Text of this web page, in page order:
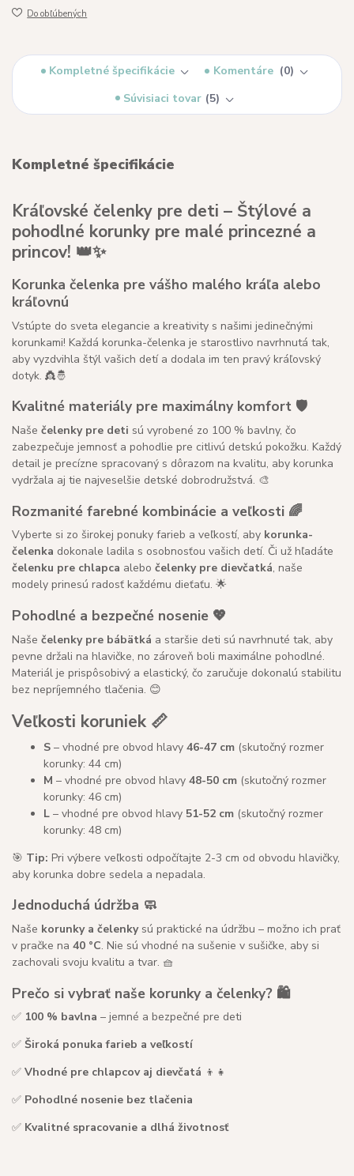
Do obľúbených
Kompletné špecifikácie Komentáre
0
Súvisiaci tovar 5
Kompletné špecifikácie
Kráľovské čelenky pre deti – Štýlové a
pohodlné korunky pre malé princezné a
princov! 👑✨
Korunka čelenka pre vášho malého kráľa alebo
kráľovnú
Vstúpte do sveta elegancie a kreativity s našimi jedinečnými
korunkami! Každá korunka-čelenka je starostlivo navrhnutá tak,
aby vyzdvihla štýl vašich detí a dodala im ten pravý kráľovský
dotyk. 👸🤴
Kvalitné materiály pre maximálny komfort 🛡️
Naše čelenky pre deti sú vyrobené zo 100 % bavlny, čo
zabezpečuje jemnosť a pohodlie pre citlivú detskú pokožku. Každý
detail je precízne spracovaný s dôrazom na kvalitu, aby korunka
vydržala aj tie najveselšie detské dobrodružstvá. 🎨
Rozmanité farebné kombinácie a veľkosti 🌈
Vyberte si zo širokej ponuky farieb a veľkostí, aby korunka-
čelenka dokonale ladila s osobnosťou vašich detí. Či už hľadáte
čelenku pre chlapca alebo čelenky pre dievčatká, naše
modely prinesú radosť každému dieťaťu. 🌟
Pohodlné a bezpečné nosenie 💖
Naše čelenky pre bábätká a staršie deti sú navrhnuté tak, aby
pevne držali na hlavičke, no zároveň boli maximálne pohodlné.
Materiál je prispôsobivý a elastický, čo zaručuje dokonalú stabilitu
bez nepríjemného tlačenia. 😊
Veľkosti koruniek 📏
S – vhodné pre obvod hlavy 46-47 cm (skutočný rozmer
korunky: 44 cm)
M – vhodné pre obvod hlavy 48-50 cm (skutočný rozmer
korunky: 46 cm)
L – vhodné pre obvod hlavy 51-52 cm (skutočný rozmer
korunky: 48 cm)
🎯 Tip: Pri výbere veľkosti odpočítajte 2-3 cm od obvodu hlavičky,
aby korunka dobre sedela a nepadala.
Jednoduchá údržba 🧼
Naše korunky a čelenkysú praktické na údržbu – možno ich prať
v pračke na 40 °C. Nie sú vhodné na sušenie v sušičke, aby si
zachovali svoju kvalitu a tvar. 🧺
Prečo si vybrať naše korunky a čelenky? 🛍️
✅ 100 % bavlna – jemné a bezpečné pre deti
✅ Široká ponuka farieb a veľkostí
✅ Vhodné pre chlapcov aj dievčatá 👦👧
✅ Pohodlné nosenie bez tlačenia
✅ Kvalitné spracovanie a dlhá životnosť